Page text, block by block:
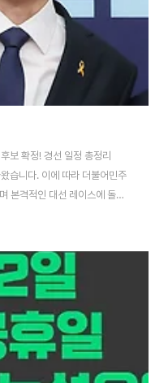
보 확정! 경선 일정 총정리
습니다. 이에 따라 더불어민주
본격적인 대선 레이스에 돌입
경선 일정, 그리고 진행 방식에
장을 내밀었으며, 예비 경선 없
선 후보 명단 (가나다순)- 김문
한동훈- 홍준표- 그 외 3명 포
경선을 통해 11명의 후보 중